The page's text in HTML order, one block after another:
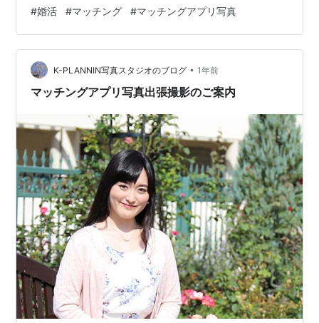
カット（写真セレクトは当店にお任せ）・所要時間30
分・交通費は別途実費・お仕度を済ませて 待ち合わせ場
所にお越しください・撮影許可が必要な場所での 撮影の
場合、事前にお客様で 撮影許可をお取りください・お写
真はデータ便でお送りします Ｋ-ＰＬＡＮＮＩＮＧ
#婚活 #マッチング #マッチングアプリ写真
K-PLANNIN写真スタジオのブログ • 1年前
マッチングアプリ写真出張撮影のご案内